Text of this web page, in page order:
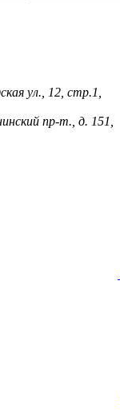
ул., 12, стр.1,
пр-т., д. 151,